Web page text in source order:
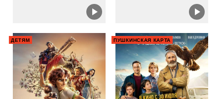
ДЕТЯМ ПУШКИНСКАЯ КАРТА